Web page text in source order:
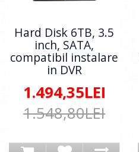
Hard Disk 6TB, 3.5
inch, SATA,
compatibil instalare
in DVR
1.494,35LEI
1.548,80LEI